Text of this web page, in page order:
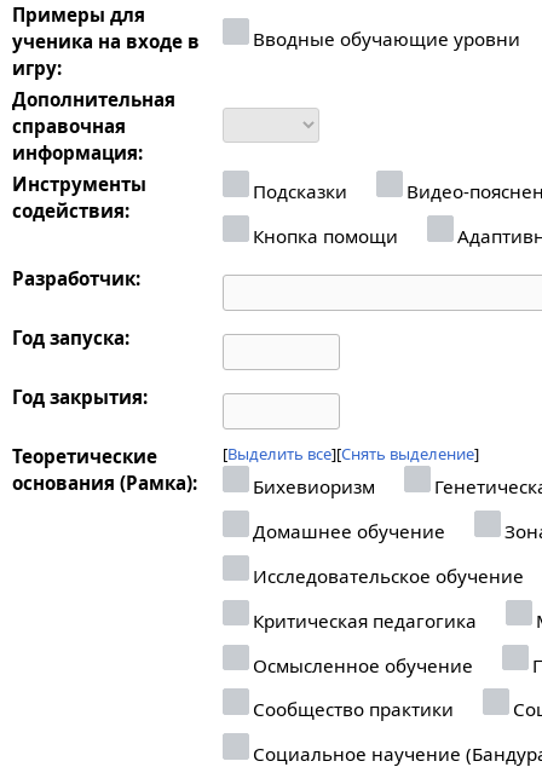
Примеры для
ученика на входе в
игру:
Вводные обучающие уровни
Дополнительная
справочная
информация:
Инструменты
содействия:
Подсказки
Видео-
Кнопка помощи
Разработчик:
Год запуска:
Год закрытия:
Теоретические
основания (Рамка):
Выделить все Снять выделение
Бихевиоризм
Домашнее обучение
Исследовательское обучение
Критическая педагогика
Осмысленное обучение
Сообщество практики
Социальное научение